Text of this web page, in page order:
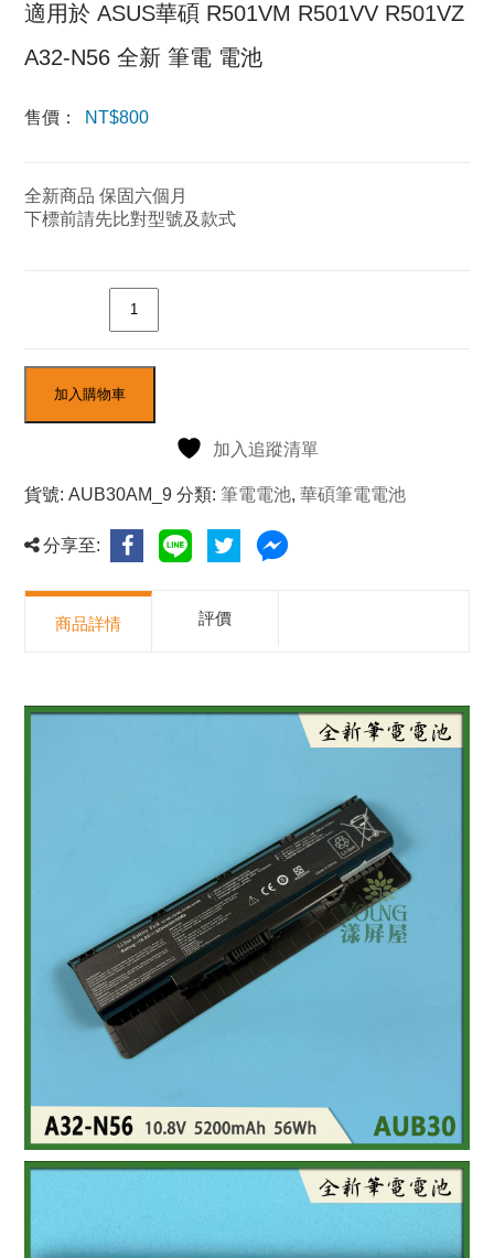
適用於 ASUS華碩 R501VM R501VV R501VZ
A32-N56 全新 筆電 電池
售價： NT$800
全新商品 保固六個月
下標前請先比對型號及款式
加入購物車
加入追蹤清單
貨號:AUB30AM_9 分類:筆電電池,華碩筆電電池
分享至:
商品詳情 評價